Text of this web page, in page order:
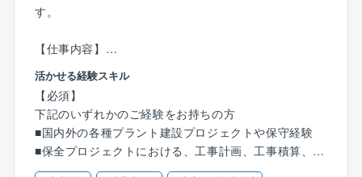
◎東証スタンダード市場上場企業である前澤工業の10
・同社は東証1部上場企業の前澤工業の子会社で、全国
にある大きな水処理施設の多くに、親会社である前澤
工業の水処理設備が導入されており、そのメンテナン
スを担っています。
・新しい水処理施設をつくるより、メンテナンスをし
て長く使っていこうという国の方針もあって需要は高
い水準で安定しており、業績は好調です。
す。
【仕事内容】
国内に建設する各種プラント建設のプロジェクトチー
ムの一員として、メンテナンス工事、建設工事をお任
せします。
■プラントのメンテナンス、もしくは建設⼯事の計画、
管理
活かせる経験スキル
【必須】
下記のいずれかのご経験をお持ちの方
■国内外の各種プラント建設プロジェクトや保守経験
■保全プロジェクトにおける、工事計画、工事積算、工
事管理経験